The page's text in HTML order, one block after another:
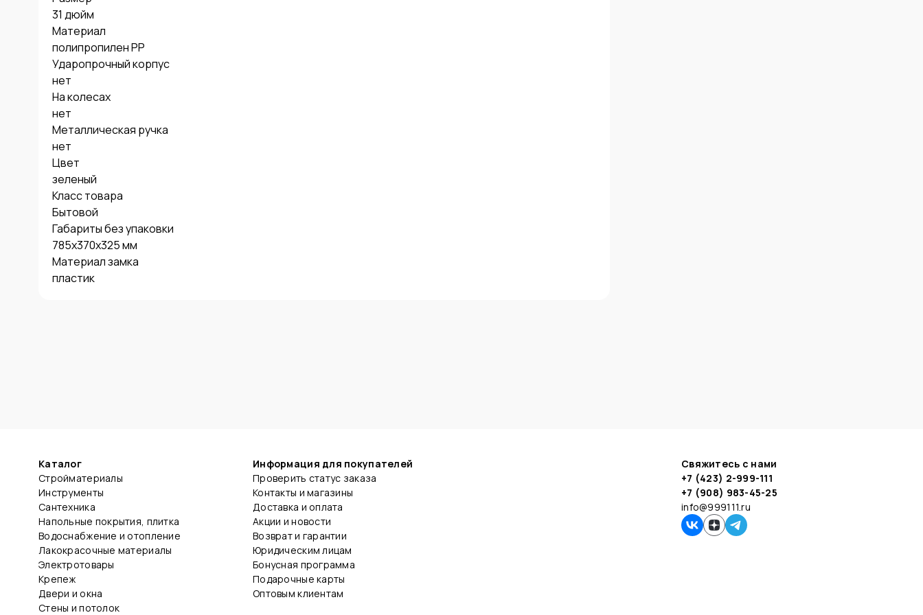
31 дюйм
Материал
полипропилен PP
Ударопрочный корпус
нет
На колесах
нет
Металлическая ручка
нет
Цвет
зеленый
Класс товара
Бытовой
Габариты без упаковки
785х370х325 мм
Материал замка
пластик
Каталог
Стройматериалы
Инструменты
Сантехника
Напольные покрытия, плитка
Водоснабжение и отопление
Лакокрасочные материалы
Электротовары
Крепеж
Двери и окна
Стены и потолок
Информация для покупателей
Проверить статус заказа
Контакты и магазины
Доставка и оплата
Акции и новости
Возврат и гарантии
Юридическим лицам
Бонусная программа
Подарочные карты
Оптовым клиентам
Свяжитесь с нами
+7 (423) 2-999-111
+7 (908) 983-45-25
info@999111.ru